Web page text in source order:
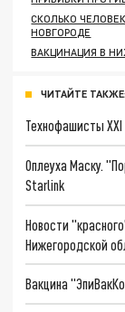
СКОЛЬКО
НОВГОРОДЕ
ВАКЦИНАЦИЯ В
ЧИТАЙТЕ
Технофашисты XXI
Оплеуха Маску.
Starlink
Новости
Нижегородской
Вакцина